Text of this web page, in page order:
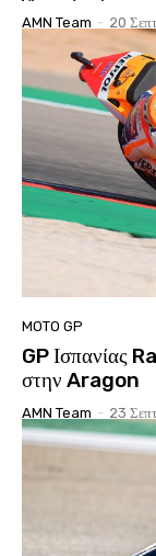
AMN Team - 20
MOTO GP
GP Ισπανίας
στην Aragon
AMN Team - 23